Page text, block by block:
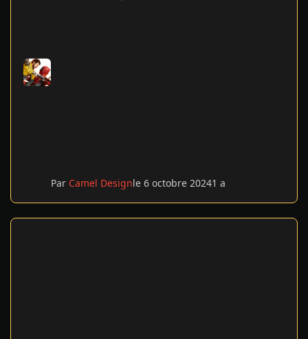
Par Camel Designle 6 octobre 20241 a